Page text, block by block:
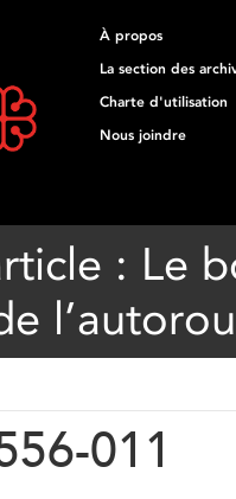
À propos
La section des
Charte d'utilisation
Nous joindre
: Le
011